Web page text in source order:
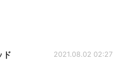
ษา
ド 2021.08.02 02:27